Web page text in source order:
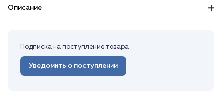
Описание
Подписка на поступление товара
Уведомить о поступлении